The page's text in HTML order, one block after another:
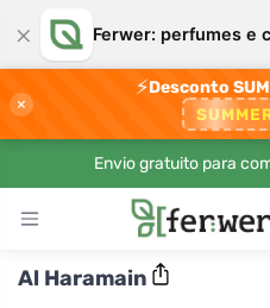
× Ferwer: perfumes e
×
⚡Desconto
Envio gratuito para
Al Haramain